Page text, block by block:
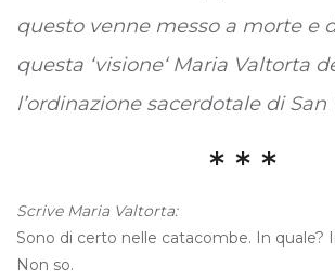
questo venne messo a morte e
questa ‘visione‘ Maria Valtorta
l’ordinazione sacerdotale di San
* * *
Scrive Maria Valtorta:
Sono di certo nelle catacombe. In quale?
Non so.